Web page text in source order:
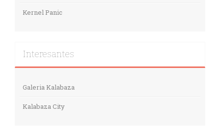
Kernel Panic
Interesantes
Galeria Kalabaza
Kalabaza City